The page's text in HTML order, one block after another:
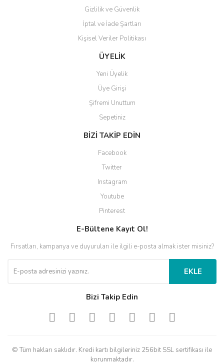
Gizlilik ve Güvenlik
İptal ve İade Şartları
Kişisel Veriler Politikası
ÜYELİK
Yeni Üyelik
Üye Girişi
Şifremi Unuttum
Sepetiniz
BİZİ TAKİP EDİN
Facebook
Twitter
Instagram
Youtube
Pinterest
E-Bültene Kayıt Ol!
Fırsatları, kampanya ve duyuruları ile ilgili e-posta almak ister misiniz?
EKLE
Bizi Takip Edin
© Tüm hakları saklıdır. Kredi kartı bilgileriniz 256bit SSL sertifikası ile
korunmaktadır.